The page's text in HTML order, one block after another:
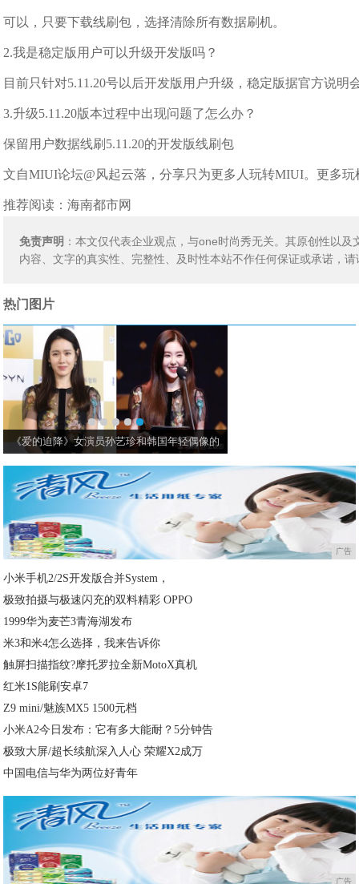
可以，只要下载线刷包，选择清除所有数据刷机。
2.我是稳定版用户可以升级开发版吗？
目前只针对5.11.20号以后开发版用户升级，稳定版据官方说明
3.升级5.11.20版本过程中出现问题了怎么办？
保留用户数据线刷5.11.20的开发版线刷包
文自MIUI论坛@风起云落，分享只为更多人玩转MIUI。更多玩
推荐阅读：海南都市网
免责声明 ：本文仅代表企业观点，与one时尚秀无关。其原创性以
内容、文字的真实性、完整性、及时性本站不作任何保证或承诺，
热门图片
《爱的迫降》女演员孙艺珍和韩国年轻偶像的
广告
小米手机2/2S开发版合并System，
极致拍摄与极速闪充的双料精彩 OPPO
1999华为麦芒3青海湖发布
米3和米4怎么选择，我来告诉你
触屏扫描指纹?摩托罗拉全新MotoX真机
红米1S能刷安卓7
Z9 mini/魅族MX5 1500元档
小米A2今日发布：它有多大能耐？5分钟告
极致大屏/超长续航深入人心 荣耀X2成万
中国电信与华为两位好青年
广告